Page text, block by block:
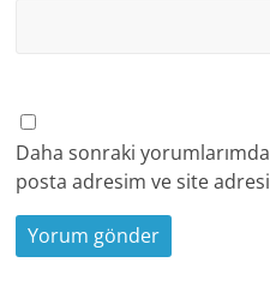
Daha sonraki yorumlarımda
posta adresim ve site